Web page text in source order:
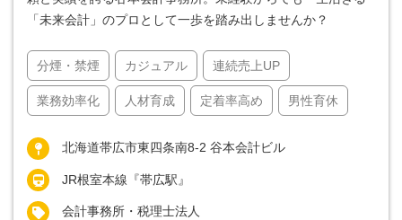
「未来会計」のプロとして一歩を踏み出しませんか？
分煙・禁煙 カジュアル 連続売上UP
業務効率化 人材育成 定着率高め 男性育休
北海道帯広市東四条南8-2 谷本会計ビル
JR根室本線『帯広駅』
会計事務所・税理士法人